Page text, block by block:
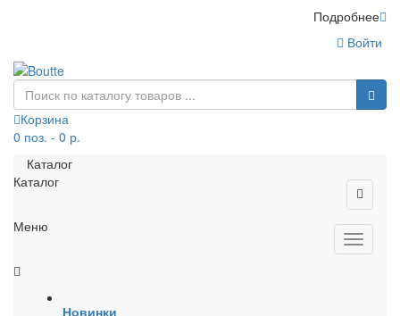
Подробнее
Войти
Корзина
0 поз. - 0 р.
Каталог
Каталог
Меню
Новинки